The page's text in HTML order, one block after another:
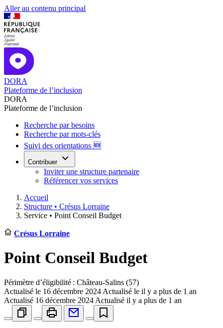
Aller au contenu principal
DORA
Plateforme de l’inclusion
DORA
Plateforme de l’inclusion
Recherche par besoins
Recherche par mots-clés
Suivi des orientations 🆕
Contribuer
Inviter une structure partenaire
Référencer vos services
Accueil
Structure • Crésus Lorraine
Service • Point Conseil Budget
Crésus Lorraine
Point Conseil Budget
Périmètre d’éligibilité : Château-Salins (57)
Actualisé le 16 décembre 2024 Actualisé le il y a plus de 1 an
Actualisé 16 décembre 2024 Actualisé il y a plus de 1 an